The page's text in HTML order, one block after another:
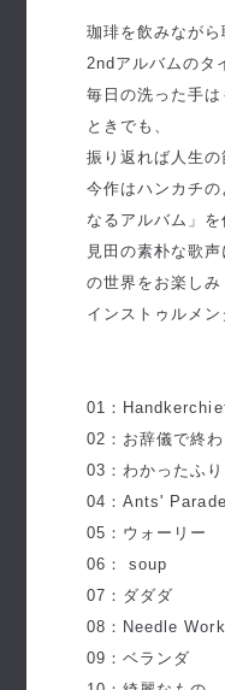
珈琲を飲みなが
2ndアルバムの
毎日の洗った手
ときでも、
振り返れば人生
今作はハンカチ
なるアルバム」
見田の素朴な歌
の世界をお楽し
インストゥルメ
01：
02：お辞儀で終
03：わかったふり
04：Ants'
05：ウォーリー
06： soup
07：ダダダ
08：Needle Work
09：ベランダ